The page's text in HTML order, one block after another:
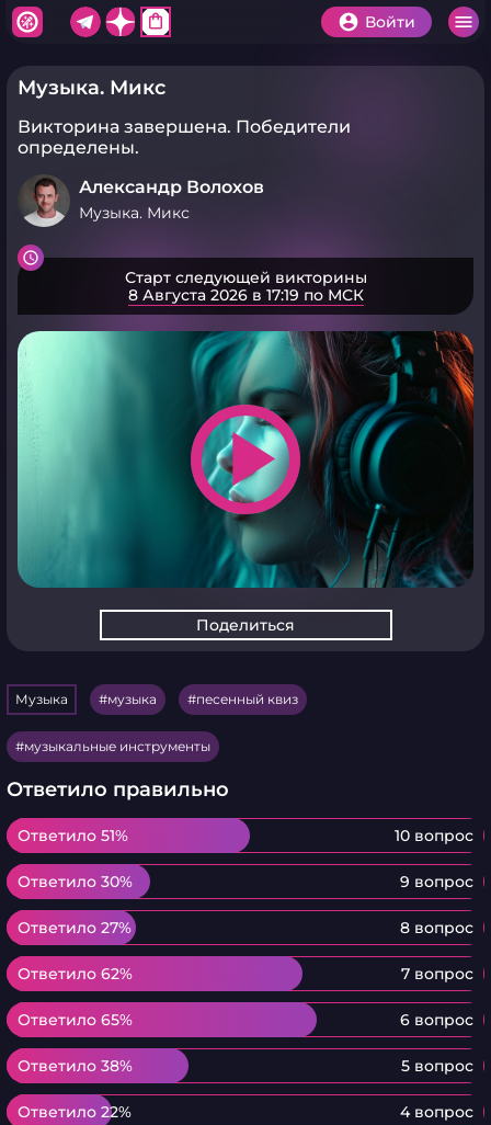
shopping_bag Войти
Музыка. Микс
Викторина завершена. Победители
определены.
Александр Волохов
Музыка. Микс
Старт следующей викторины
8 Августа 2026 в 17:19 по МСК
play_arrow
Поделиться
Музыка музыка песенный квиз
музыкальные инструменты
Ответило правильно
Ответило 51% 10 вопрос
Ответило 51%
Ответило 30% 9 вопрос
Ответило 30%
Ответило 27% 8 вопрос
Ответило 27%
Ответило 62% 7 вопрос
Ответило 62%
Ответило 65% 6 вопрос
Ответило 65%
Ответило 38% 5 вопрос
Ответило 38%
Ответило 22% 4 вопрос
Ответило 22%